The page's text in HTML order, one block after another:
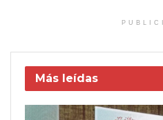
Más leídas